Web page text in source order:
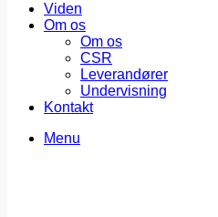
Viden
Om os
Om os
CSR
Leverandører
Undervisning
Kontakt
Menu